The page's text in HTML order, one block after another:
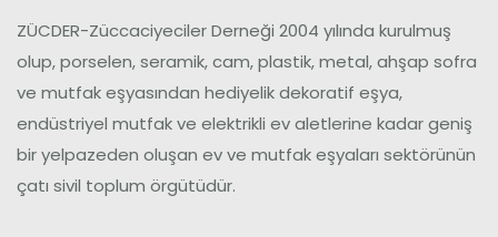
ZÜCDER-Züccaciyeciler Derneği 2004 yılında kurulmuş
olup, porselen, seramik, cam, plastik, metal, ahşap sofra
ve mutfak eşyasından hediyelik dekoratif eşya,
endüstriyel mutfak ve elektrikli ev aletlerine kadar geniş
bir yelpazeden oluşan ev ve mutfak eşyaları sektörünün
çatı sivil toplum örgütüdür.